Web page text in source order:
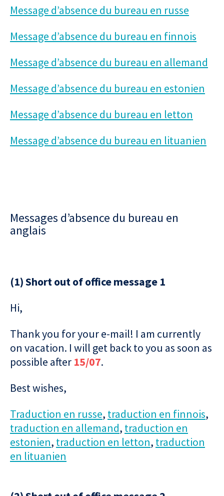
Message d’absence du bureau en russe
Message d’absence du bureau en finnois
Message d’absence du bureau en allemand
Message d’absence du bureau en estonien
Message d’absence du bureau en letton
Message d’absence du bureau en lituanien
Messages d’absence du bureau en
anglais
(1) Short out of office message 1
Hi,
Thank you for your e-mail! I am currently
on vacation. I will get back to you as soon as
possible after 15/07.
Best wishes,
Traduction en russe, traduction en finnois,
traduction en allemand, traduction en
estonien, traduction en letton, traduction
en lituanien